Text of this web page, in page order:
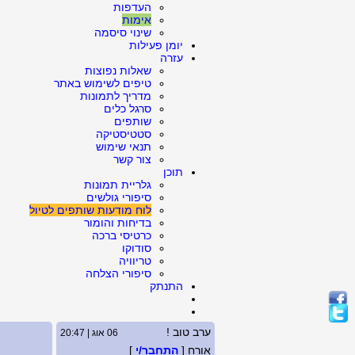
העדפות
אימות
שינוי סיסמה
יומן פעילות
עזרה
שאלות נפוצות
טיפים לשימוש באתר
מדריך לתמונות
סרגל כלים
שותפים
סטטיסטיקה
תנאי שימוש
צור קשר
תוכן
גלריית תמונות
סיפורי גולשים
לוח מודעות שותפים לטיול
בדיחות והומור
כרטיסי ברכה
סודוקו
טריוויה
סיפורי הצלחה
התנתק
ערב טוב ! 06 אוג | 20:47
אורח [ התחבר/י ]